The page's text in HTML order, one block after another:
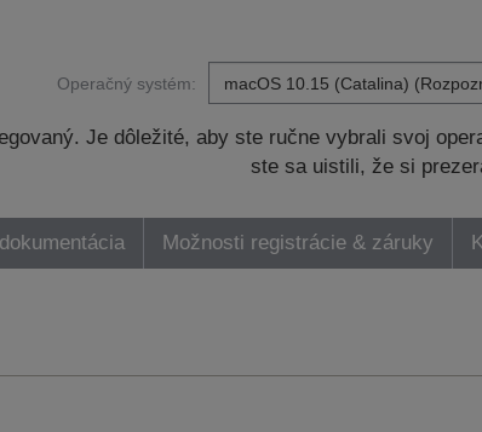
Operačný systém:
Je dôležité, aby ste ručne vybrali svoj
ste sa uistili, že si
Možnosti registrácie & záruky